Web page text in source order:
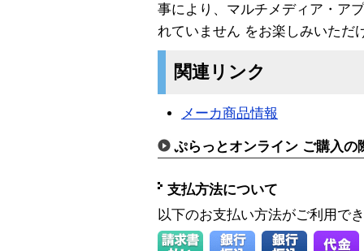
事により、マルチメディア・ア
れていません をお楽しみいただ
関連リンク
メーカ商品情報
ぷらっとオンライン ご購入の
支払方法について
以下のお支払い方法がご利用で